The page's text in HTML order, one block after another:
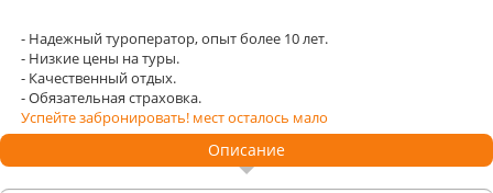
- Надежный туроператор, опыт более 10 лет.
- Низкие цены на туры.
- Качественный отдых.
- Обязательная страховка.
Успейте забронировать! мест осталось мало
Описание